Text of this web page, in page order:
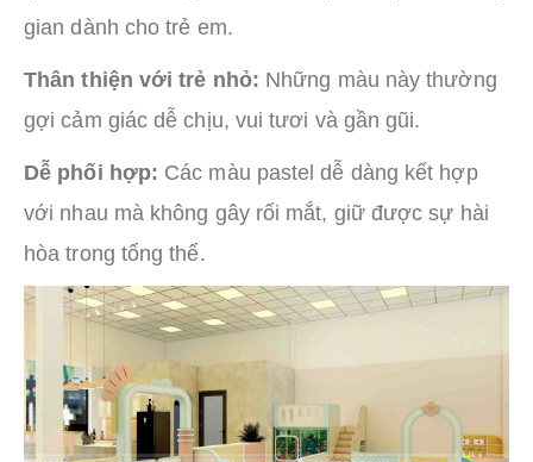
gian dành cho trẻ em.
Thân thiện với trẻ nhỏ: Những màu này thường
gợi cảm giác dễ chịu, vui tươi và gần gũi.
Dễ phối hợp: Các màu pastel dễ dàng kết hợp
với nhau mà không gây rối mắt, giữ được sự hài
hòa trong tổng thể.